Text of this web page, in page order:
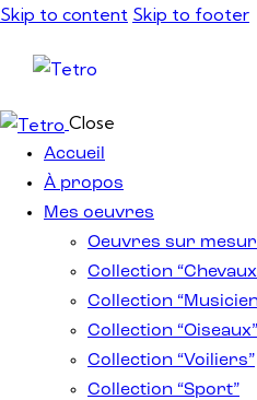
Skip to content Skip to footer
Close
Accueil
À propos
Mes oeuvres
Oeuvres sur
Collection
Collection
Collection “Oiseaux”
Collection “Voiliers”
Collection “Sport”